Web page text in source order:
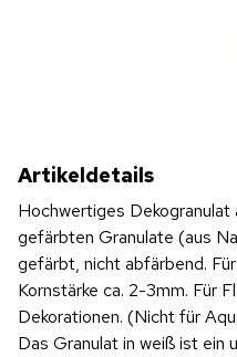
Artikeldetails
Hochwertiges
gefärbten Granulate (aus
gefärbt, nicht abfärbend.
Kornstärke ca. 2-3mm. Für
Dekorationen. (Nicht für
Das Granulat in weiß ist ein